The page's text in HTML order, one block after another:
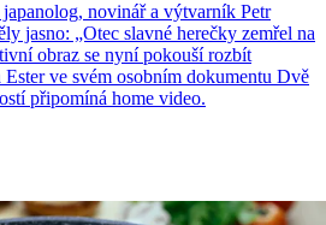
novinář a výtvarník Petr
jasno: „Otec slavné herečky zemřel na
obraz se nyní pokouší rozbít
ve svém osobním dokumentu Dvě
připomíná home video.